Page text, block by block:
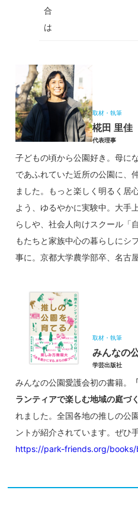
合
は
取材・執筆
椛田 里佳
代表理事
子どもの頃から公園好き。母に
であふれていた近所の公園に、
ました。もっと楽しく明るく居
よう、ゆるやかに実験中。大手
らしや、社会人向けスクール「
もたちと家族中心の暮らしにシ
事に。京都大学農学部卒、名古
取材・執筆
みんなの
学芸出版社
みんなの公園愛護会初の書籍。
ランティアで楽しむ地域の庭づ
れました。全国各地の推しの公
ントが紹介されています。ぜひ
https://park-friends.org/books/